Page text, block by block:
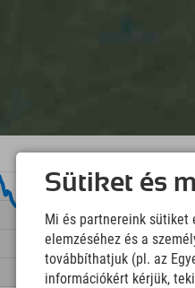
Sütiket és
Mi és partnereink sütiket
elemzéséhez és a
továbbíthatjuk (pl. az
információkért kérjük,